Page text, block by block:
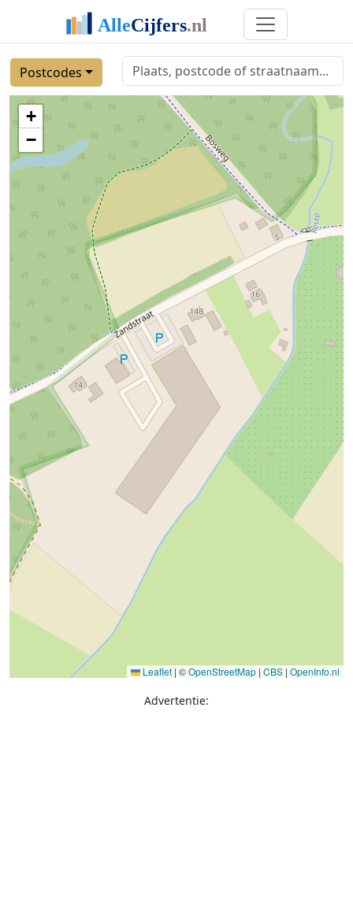
Postcodes
+
−
Leaflet | ©OpenStreetMap | CBS | OpenInfo.nl
Advertentie: